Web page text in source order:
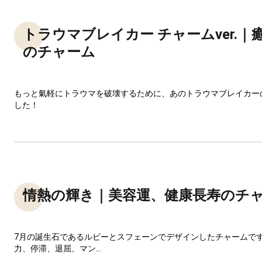
トラウマブレイカー チャームver.｜
のチャーム
もっと氣軽にトラウマを破壊するために、あのトラウマブレイカ
した！
情熱の輝き｜美容運、健康長寿のチ
7月の誕生石であるルビーとスフェーンでデザインしたチャームで
力、停滞、退屈、マン...